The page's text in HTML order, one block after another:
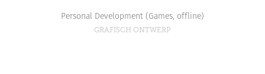
Personal Development (Games, offline)
GRAFISCH ONTWERP